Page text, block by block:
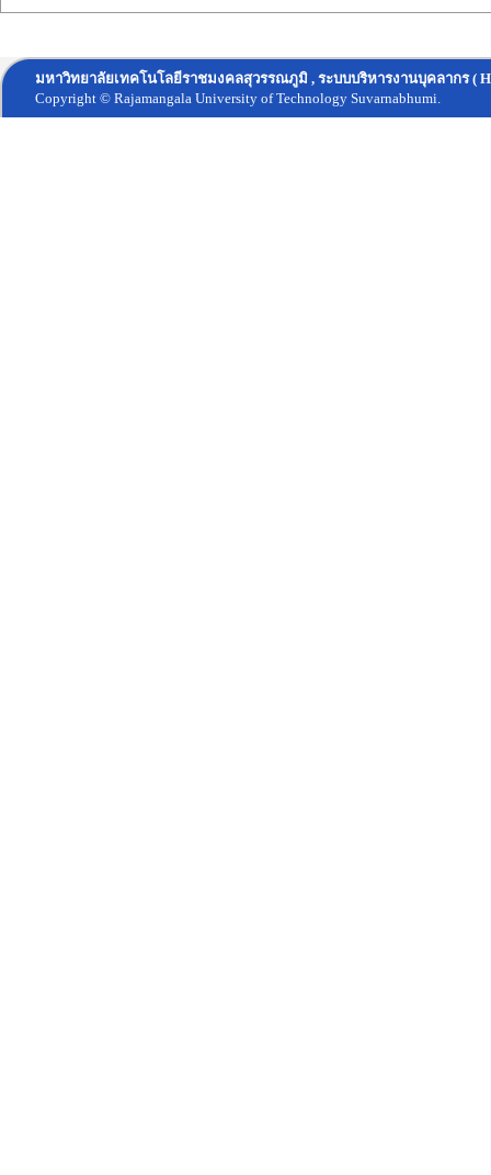
มหาวิทยาลัยเทคโนโลยีราชมงคลสุวรรณภูมิ , ระบบบริหารงานบุคลากร (
Copyright © Rajamangala University of Technology Suvarnabhumi.